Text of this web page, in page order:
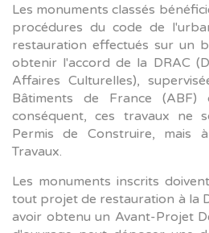
Les monuments classés
procédures du code de
restauration effectués sur un
obtenir l'accord de la DRAC
Affaires Culturelles),
Bâtiments de France (ABF)
conséquent, ces travaux ne
Permis de Construire, mais
Travaux.
Les monuments inscrits
tout projet de restauration à la
avoir obtenu un Avant-Projet